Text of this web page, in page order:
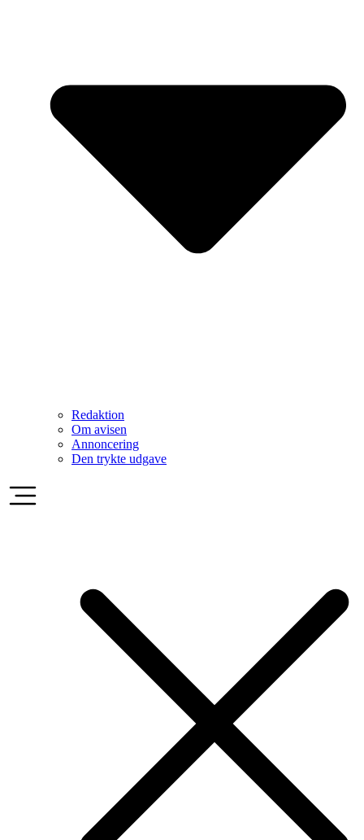
Redaktion
Om avisen
Annoncering
Den trykte udgave